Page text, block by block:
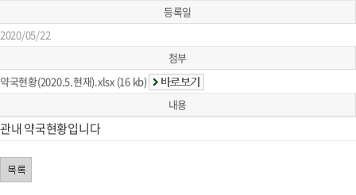
등록일
2020/05/22
첨부
약국현황(2020.5.현재).xlsx (16 kb)
내용
관내 약국현황입니다